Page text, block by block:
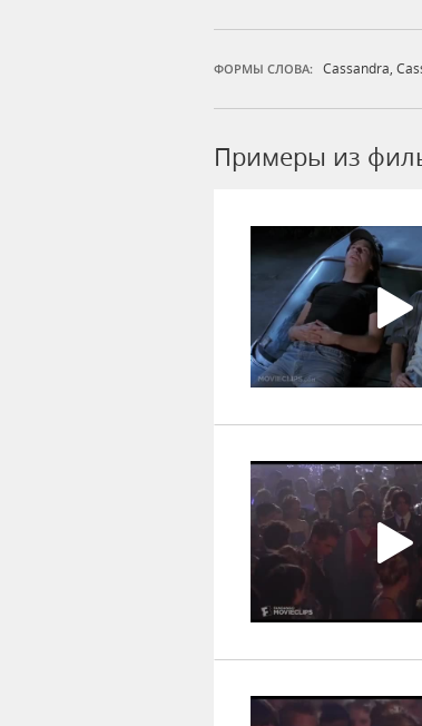
ФОРМЫ СЛОВА: Cassandra
Примеры из